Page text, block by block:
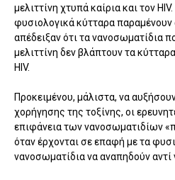
μελιττίνη χτυπά καίρια και τον
φυσιολογικά κύτταρα
απέδειξαν ότι τα νανοσωματίδια
μελιττίνη δεν βλάπτουν τα
HIV.
Προκειμένου, μάλιστα, να
χορήγησης της τοξίνης, οι
επιφάνεια των νανοσωματιδίων
όταν έρχονται σε επαφή με τα
νανοσωματίδια να αναπηδούν